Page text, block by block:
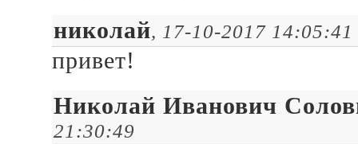
николай, 17-10-2017 14:05:41
привет!
Николай Иванович
21:30:49